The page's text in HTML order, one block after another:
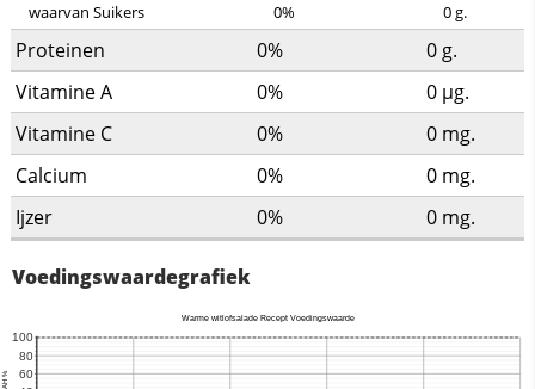
waarvan Suikers
0% 0g.
Proteinen 0% 0g.
Vitamine A
0% 0 µg.
Vitamine C
0% 0 mg.
Calcium
0% 0 mg.
Ijzer
0% 0 mg.
Voedingswaardegrafiek